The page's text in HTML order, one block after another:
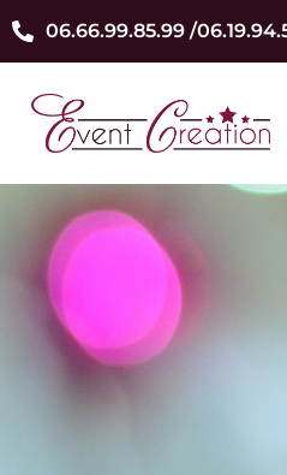
06.66.99.85.99 /